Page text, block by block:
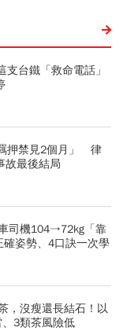
台鐵「救命電話」
押禁見2個月」 律
故最後結局
司機104→72kg「靠
姿勢、4口訣一次學
，沒瘦還長結石！以
3類茶風險低